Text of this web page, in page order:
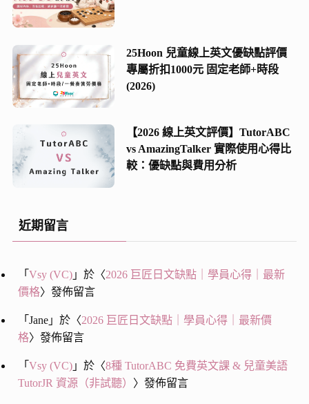
25Hoon 兒童線上英文優缺點評價
專屬折扣1000元 固定老師+時段
(2026)
【2026 線上英文評價】TutorABC
vs AmazingTalker 實際使用心得比
較：優缺點與費用分析
近期留言
「 Vsy (VC)」於〈2026 巨匠日文缺點｜學員心得｜最新
價格〉發佈留言
「 Jane」於〈2026 巨匠日文缺點｜學員心得｜最新價
格〉發佈留言
「 Vsy (VC)」於〈8種 TutorABC 免費英文課 & 兒童美語
TutorJR 資源（非試聽） 〉發佈留言